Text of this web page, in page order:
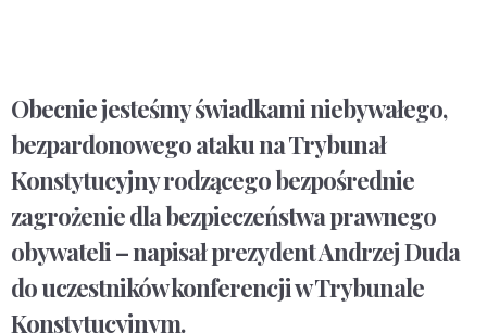
Obecnie jesteśmy świadkami niebywałego,
bezpardonowego ataku na Trybunał
Konstytucyjny rodzącego bezpośrednie
zagrożenie dla bezpieczeństwa prawnego
obywateli – napisał prezydent Andrzej Duda
do uczestników konferencji w Trybunale
Konstytucyjnym.